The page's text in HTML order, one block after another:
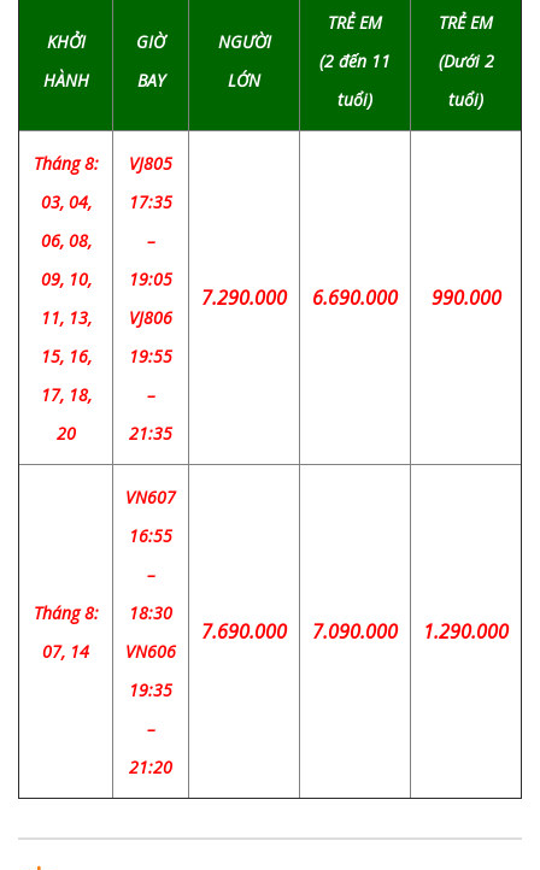
KHỞI
HÀNH
GIỜ
BAY
NGƯỜI
LỚN
TRẺ EM
(2 đến 11
tuổi)
TRẺ EM
(Dưới 2
tuổi)
Tháng 8:
03, 04,
06, 08,
09, 10,
11, 13,
15, 16,
17, 18,
20
VJ805
17:35
–
19:05
VJ806
19:55
–
21:35
7.290.000 6.690.000 990.000
Tháng 8:
07, 14
VN607
16:55
–
18:30
VN606
19:35
–
21:20
7.690.000 7.090.000 1.290.000